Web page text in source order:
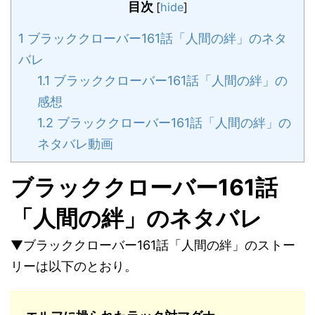
目次 [hide]
1 ブラッククローバー161話「人間の絆」のネタ
バレ
1.1 ブラッククローバー161話「人間の絆」の
感想
1.2 ブラッククローバー161話「人間の絆」の
ネタバレ動画
ブラッククローバー161話
「人間の絆」のネタバレ
▼ブラッククローバー161話「人間の絆」のストー
リーは以下のとおり。